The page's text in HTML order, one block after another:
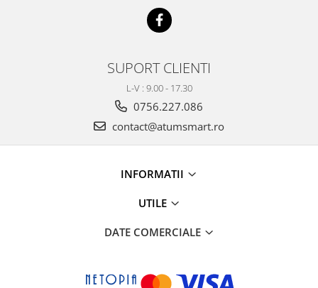
SUPORT CLIENTI
L-V : 9.00 - 17.30
0756.227.086
contact@atumsmart.ro
INFORMATII
UTILE
DATE COMERCIALE